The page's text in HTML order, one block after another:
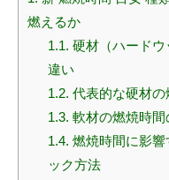
燃えるか
1.1. 硬材（ハード
違い
1.2. 代表的な硬材
1.3. 軟材の燃焼時
1.4. 燃焼時間に影
ック方法